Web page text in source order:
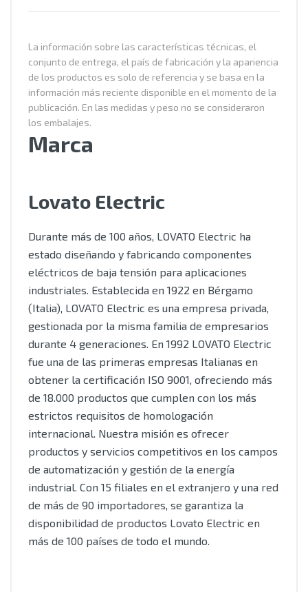
La información sobre las características técnicas, el
conjunto de entrega, el país de fabricación y la apariencia
de los productos es solo de referencia y se basa en la
información más reciente disponible en el momento de la
publicación. En las medidas y peso no se consideraron
los embalajes.
Marca
Lovato Electric
Durante más de 100 años, LOVATO Electric ha
estado diseñando y fabricando componentes
eléctricos de baja tensión para aplicaciones
industriales. Establecida en 1922 en Bérgamo
(Italia), LOVATO Electric es una empresa privada,
gestionada por la misma familia de empresarios
durante 4 generaciones. En 1992 LOVATO Electric
fue una de las primeras empresas Italianas en
obtener la certificación ISO 9001, ofreciendo más
de 18.000 productos que cumplen con los más
estrictos requisitos de homologación
internacional. Nuestra misión es ofrecer
productos y servicios competitivos en los campos
de automatización y gestión de la energía
industrial. Con 15 filiales en el extranjero y una red
de más de 90 importadores, se garantiza la
disponibilidad de productos Lovato Electric en
más de 100 países de todo el mundo.